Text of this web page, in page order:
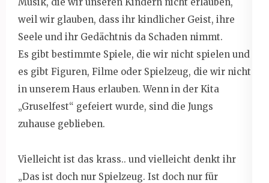
weil wir glauben, dass ihr kindlicher Geist, ihre
Seele und ihr Gedächtnis da Schaden nimmt.
Es gibt bestimmte Spiele, die wir nicht spielen und
es gibt Figuren, Filme oder Spielzeug, die wir nicht
in unserem Haus erlauben. Wenn in der Kita
„Gruselfest“ gefeiert wurde, sind die Jungs
zuhause geblieben.
Vielleicht ist das krass.. und vielleicht denkt ihr
„Das ist doch nur Spielzeug. Ist doch nur für